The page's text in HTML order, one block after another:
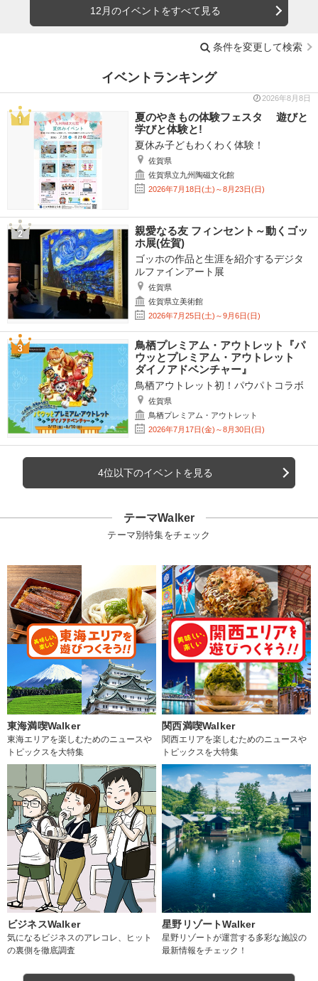
12月のイベントをすべて見る
条件を変更して検索
イベントランキング
2026年8月8日
夏のやきもの体験フェスタ 遊びと
学びと体験と!
夏休み子どもわくわく体験！
佐賀県
佐賀県立九州陶磁文化館
2026年7月18日(土)～8月23日(日)
親愛なる友 フィンセント～動くゴッ
ホ展(佐賀)
ゴッホの作品と生涯を紹介するデジタ
ルファインアート展
佐賀県
佐賀県立美術館
2026年7月25日(土)～9月6日(日)
鳥栖プレミアム・アウトレット『パ
ウッとプレミアム・アウトレット
ダイノアドベンチャー』
鳥栖アウトレット初！パウパトコラボ
佐賀県
鳥栖プレミアム・アウトレット
2026年7月17日(金)～8月30日(日)
4位以下のイベントを見る
テーマWalker
テーマ別特集をチェック
東海満喫Walker
東海エリアを楽しむためのニュースや
トピックスを大特集
関西満喫Walker
関西エリアを楽しむためのニュースや
トピックスを大特集
ビジネスWalker
気になるビジネスのアレコレ、ヒット
の裏側を徹底調査
星野リゾートWalker
星野リゾートが運営する多彩な施設の
最新情報をチェック！